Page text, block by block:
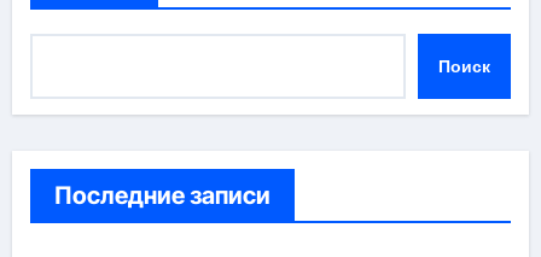
Поиск
Последние записи